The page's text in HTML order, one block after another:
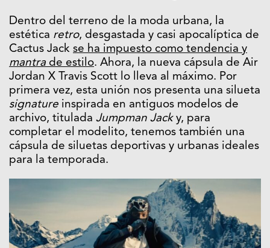
Dentro del terreno de la moda urbana, la
estética retro, desgastada y casi apocalíptica de
Cactus Jack se ha impuesto como tendencia y
mantra de estilo. Ahora, la nueva cápsula de Air
Jordan X Travis Scott lo lleva al máximo. Por
primera vez, esta unión nos presenta una silueta
signature inspirada en antiguos modelos de
archivo, titulada Jumpman Jacky, para
completar el modelito, tenemos también una
cápsula de siluetas deportivas y urbanas ideales
para la temporada.